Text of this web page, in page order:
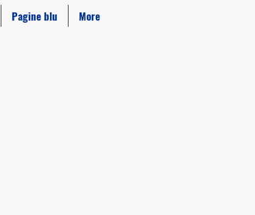
Pagine blu More